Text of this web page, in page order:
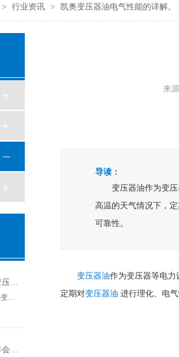
> 行业资讯 > 凯奥变压器油电气性能的详解。
来
导读：
变压器油作为变
高温的天气情况下，
可靠性。
变压器油作为变压器等电力
定期对变压器油 进行理化、电
凯奥简析植物变压器油与天然酯绝缘油
给变压器用的植物变压器油学名叫天然酯绝缘油，具有良好的生物降解性和环境相容性。
凯奥能源2024年会盛典圆满结束